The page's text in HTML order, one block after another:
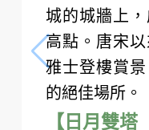
城的城牆上
高點。唐宋
雅士登樓賞
的絕佳場所。
【日月雙塔